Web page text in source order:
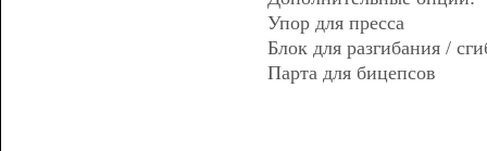
Упор для пресса
Блок для разгибания /
Парта для бицепсов